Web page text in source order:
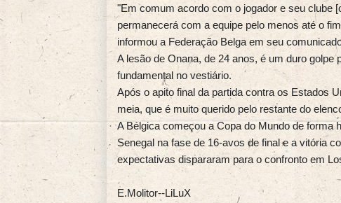
"Em comum acordo com o jogador e seu clube
permanecerá com a equipe pelo menos até o
informou a Federação Belga em seu
A lesão de Onana, de 24 anos, é um duro golpe
fundamental no vestiário.
Após o apito final da partida contra os Estados
meia, que é muito querido pelo restante do
A Bélgica começou a Copa do Mundo de forma
Senegal na fase de 16-avos de final e a vitória
expectativas dispararam para o confronto em
E.Molitor--LiLuX